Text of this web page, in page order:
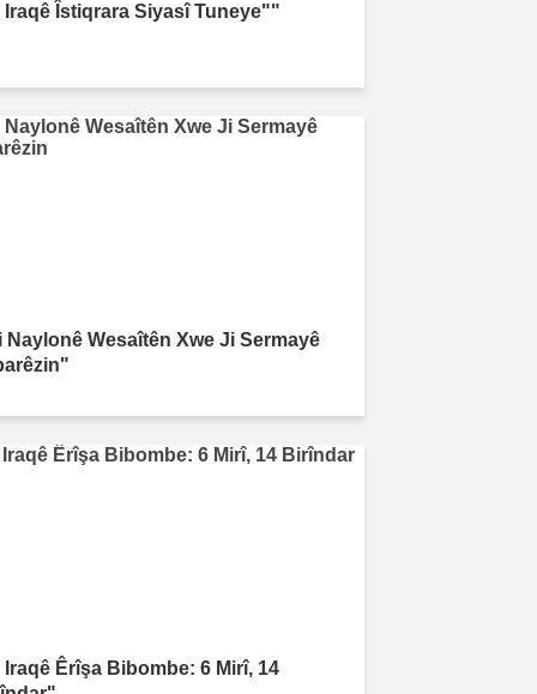
Îstiqrara Siyasî Tuneye""
Naylonê Wesaîtên Xwe Ji Sermayê
Êrîşa Bibombe: 6 Mirî, 14